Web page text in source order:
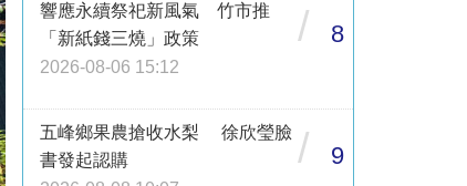
響應永續祭祀新風氣 竹市推
「新紙錢三燒」政策
2026-08-06 15:12
/ 8
五峰鄉果農搶收水梨 徐欣瑩臉
書發起認購
/ 9